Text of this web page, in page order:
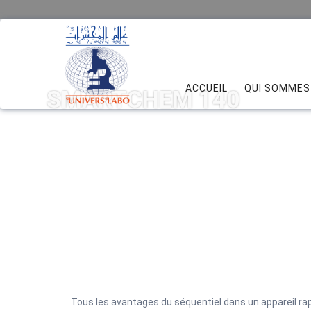
ACCUEIL QUI
SMARTCHEM 140
Tous les avantages du séquentiel dans un appareil